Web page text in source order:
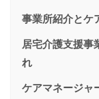
事業所紹介とケ
居宅介護支援事
れ
ケアマネージャ